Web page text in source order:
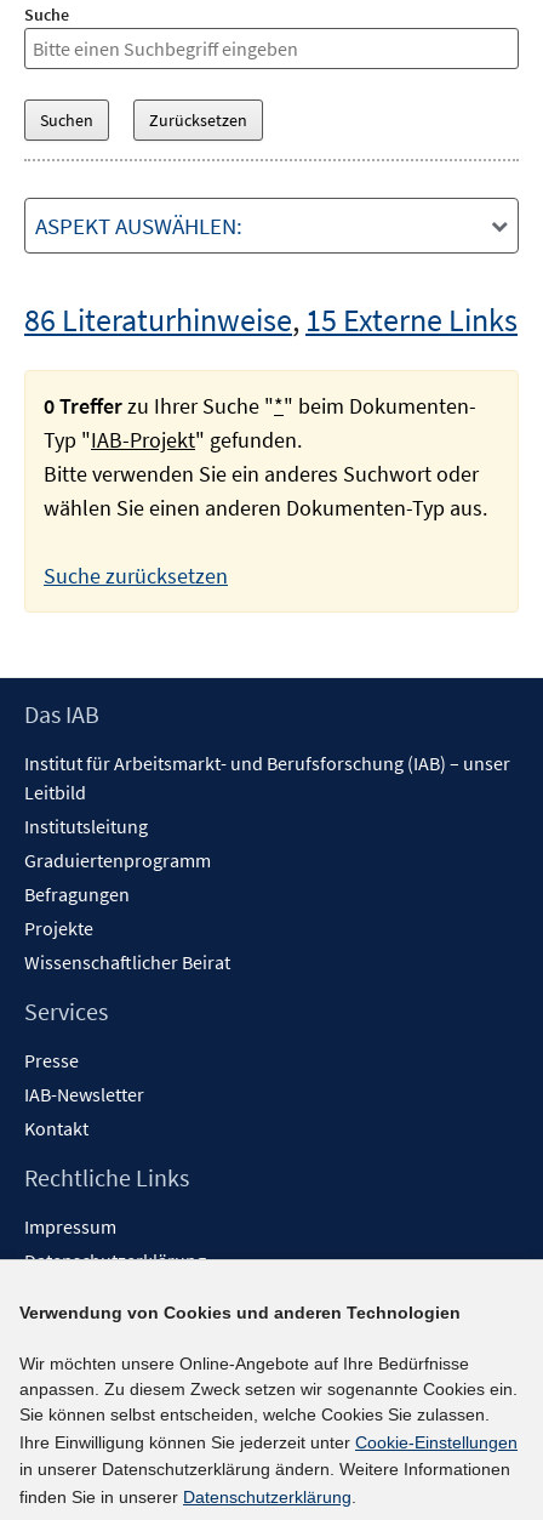
Suche
ASPEKT AUSWÄHLEN:
86 Literaturhinweise, 15 Externe Links
0 Trefferzu Ihrer Suche "*" beim Dokumenten-
Typ "IAB-Projekt" gefunden.
Bitte verwenden Sie ein anderes Suchwort oder
wählen Sie einen anderen Dokumenten-Typ aus.
Suche zurücksetzen
Footer
Das IAB
Institut für Arbeitsmarkt- und Berufsforschung (IAB) – unser
Leitbild
Institutsleitung
Graduiertenprogramm
Befragungen
Projekte
Wissenschaftlicher Beirat
Services
Presse
IAB-Newsletter
Kontakt
Rechtliche Links
Impressum
Datenschutzerklärung
Barrieren melden
Social-Media-Kanäle
BlueSky
YouTube
LinkedIn
Verwendung von Cookies und anderen Technologien
Wir möchten unsere Online-Angebote auf Ihre Bedürfnisse
anpassen. Zu diesem Zweck setzen wir sogenannte Cookies ein.
Sie können selbst entscheiden, welche Cookies Sie zulassen.
Ihre Einwilligung können Sie jederzeit unter Cookie-Einstellungen
in unserer Datenschutzerklärung ändern. Weitere Informationen
finden Sie in unserer Datenschutzerklärung.